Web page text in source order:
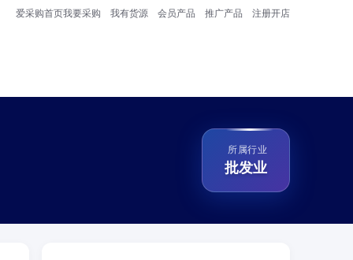
爱采购首页我要采购 我有货源 会员产品 推广产品 注册开店
所属行业
批发业